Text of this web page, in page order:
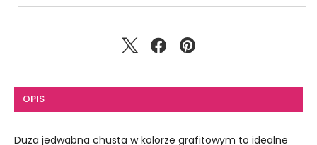
OPIS
Duża jedwabna chusta w kolorze grafitowym to idealne